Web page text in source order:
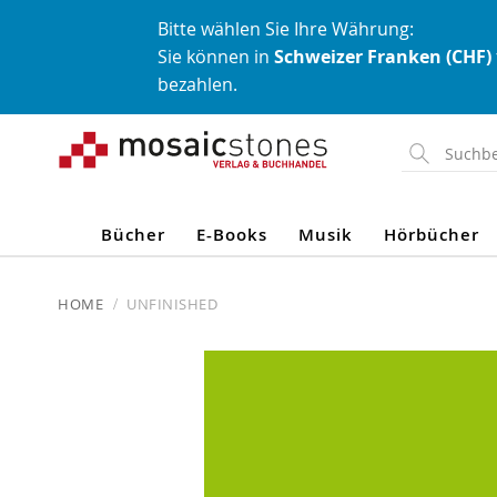
Bitte wählen Sie Ihre Währung:
Sie können in Schweizer Franken (CHF)
bezahlen.
Direkt
zum
Bücher E-Books Musik Hörbücher
HOME UNFINISHED